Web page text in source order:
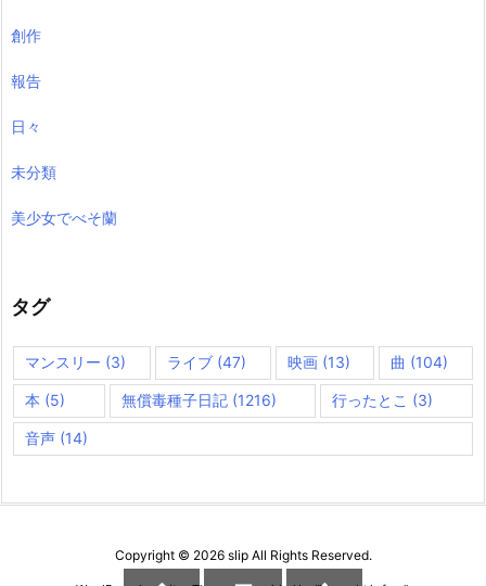
創作
報告
日々
未分類
美少女でべそ蘭
タグ
マンスリー (3) ライブ(47) 映画(13) 曲 (104)
本 (5) 無償毒種子日記(1216) 行ったとこ (3)
音声 (14)
Copyright © 2026 slipAll Rights Reserved.